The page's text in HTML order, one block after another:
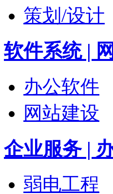
策划/设计
软件系统 |
办公软件
网站建设
企业服务 |
弱电工程